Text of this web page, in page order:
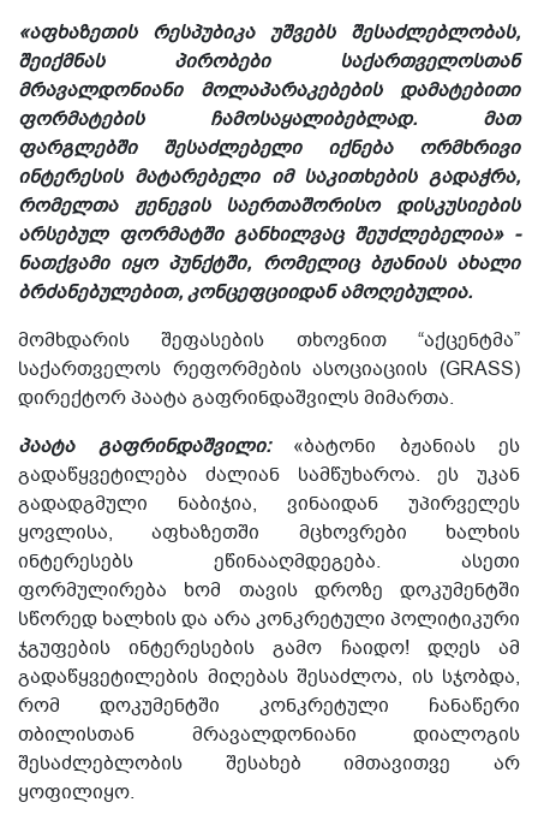
«აფხაზეთის რესპუბიკა უშვებს შესაძლებლობას,
შეიქმნას პირობები საქართველოსთან
მრავალდონიანი მოლაპარაკებების დამატებითი
ფორმატების ჩამოსაყალიბებლად. მათ
ფარგლებში შესაძლებელი იქნება ორმხრივი
ინტერესის მატარებელი იმ საკითხების გადაჭრა,
რომელთა ჟენევის საერთაშორისო დისკუსიების
არსებულ ფორმატში განხილვაც შეუძლებელია» -
ნათქვამი იყო პუნქტში, რომელიც ბჟანიას ახალი
ბრძანებულებით, კონცეფციიდან ამოღებულია.
მომხდარის შეფასების თხოვნით “აქცენტმა”
საქართველოს რეფორმების ასოციაციის (GRASS)
დირექტორ პაატა გაფრინდაშვილს მიმართა.
პაატა გაფრინდაშვილი:«ბატონი ბჟანიას ეს
გადაწყვეტილება ძალიან სამწუხაროა. ეს უკან
გადადგმული ნაბიჯია, ვინაიდან უპირველეს
ყოვლისა, აფხაზეთში მცხოვრები ხალხის
ინტერესებს ეწინააღმდეგება. ასეთი
ფორმულირება ხომ თავის დროზე დოკუმენტში
სწორედ ხალხის და არა კონკრეტული პოლიტიკური
ჯგუფების ინტერესების გამო ჩაიდო! დღეს ამ
გადაწყვეტილების მიღებას შესაძლოა, ის სჯობდა,
რომ დოკუმენტში კონკრეტული ჩანაწერი
თბილისთან მრავალდონიანი დიალოგის
შესაძლებლობის შესახებ იმთავითვე არ
ყოფილიყო.